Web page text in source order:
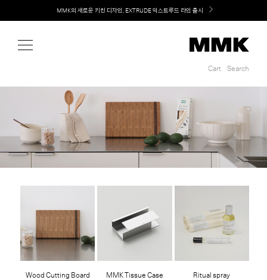
MMK의 새로운 키친 디자인, EXTRUDE 익스트루드 라인 출시
LG 가전과 MMK 키친의 만남. 지금 바로 확인해보세요.
Cart Search
Wood Cutting Board MMK Tissue Case Ritual spray